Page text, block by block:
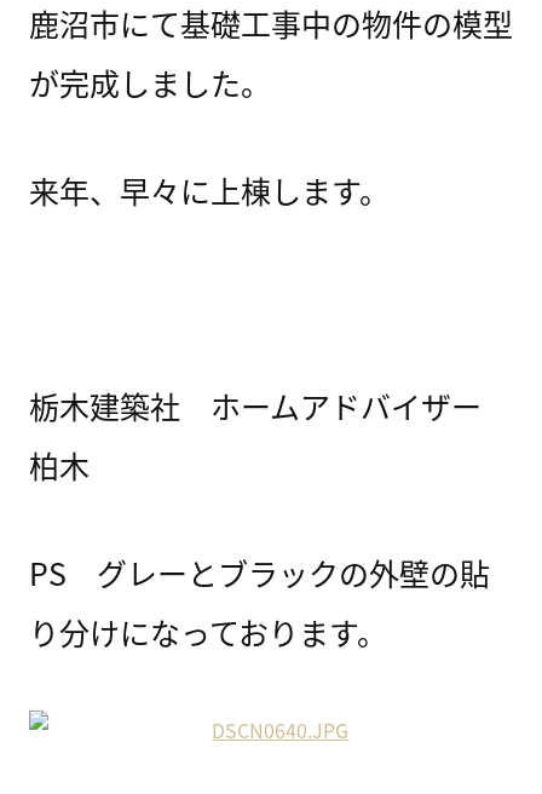
鹿沼市にて基礎工事中の物件の模型
が完成しました。
来年、早々に上棟します。
栃木建築社 ホームアドバイザー
柏木
PS グレーとブラックの外壁の貼
り分けになっております。